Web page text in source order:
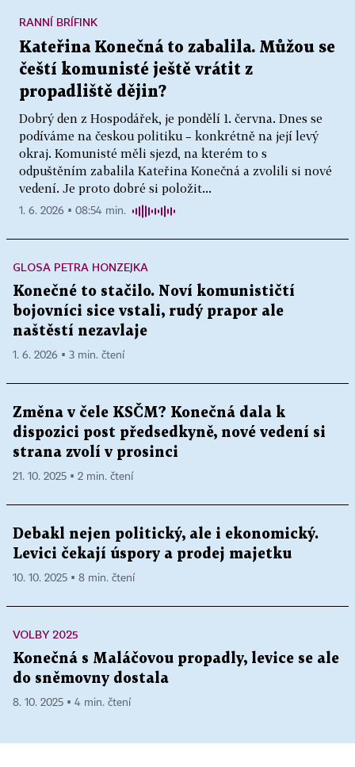
Kateřina Konečná to zabalila. Můžou se
čeští komunisté ještě vrátit z
propadliště dějin?
Dobrý den z Hospodářek, je pondělí 1. června. Dnes se
podíváme na českou politiku – konkrétně na její levý
okraj. Komunisté měli sjezd, na kterém to s
odpuštěním zabalila Kateřina Konečná a zvolili si nové
vedení. Je proto dobré si položit...
RANNÍ BRÍFINK
1. 6. 2026 ▪ 08:54 min.
GLOSA PETRA HONZEJKA
Konečné to stačilo. Noví komunističtí
bojovníci sice vstali, rudý prapor ale
naštěstí nezavlaje
1. 6. 2026 ▪ 3 min. čtení
Změna v čele KSČM? Konečná dala k
dispozici post předsedkyně, nové vedení si
strana zvolí v prosinci
21. 10. 2025 ▪ 2 min. čtení
Debakl nejen politický, ale i ekonomický.
Levici čekají úspory a prodej majetku
10. 10. 2025 ▪ 8 min. čtení
VOLBY 2025
Konečná s Maláčovou propadly, levice se ale
do sněmovny dostala
8. 10. 2025 ▪ 4 min. čtení